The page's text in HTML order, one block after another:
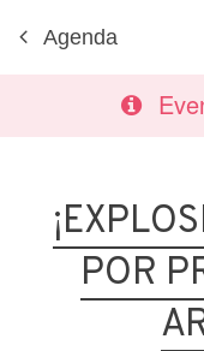
Agenda
POR